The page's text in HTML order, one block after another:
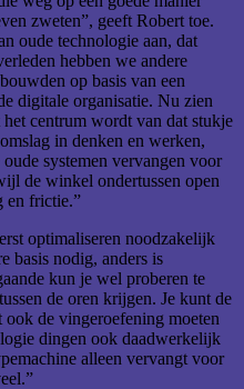
zweten”, geeft Robert toe.
oude technologie aan, dat
hebben we andere
op basis van een
digitale organisatie. Nu zien
centrum wordt van dat stukje
in denken en werken,
systemen vervangen voor
de winkel ondertussen open
en frictie.”
optimaliseren noodzakelijk
basis nodig, anders is
kun je wel proberen te
de oren krijgen. Je kunt de
ook de vingeroefening moeten
dingen ook daadwerkelijk
alleen vervangt voor